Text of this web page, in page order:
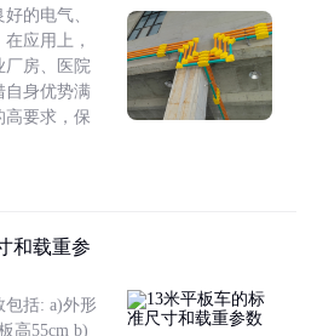
的电气、
应用上，
厂房、医院
自身优势满
高要求，保
和载重参
包括: a)外形
高55cm b)